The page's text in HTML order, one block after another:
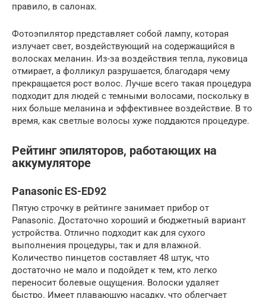
правило, в салонах.
Фотоэпилятор представляет собой лампу, которая
излучает свет, воздействующий на содержащийся в
волосках меланин. Из-за воздействия тепла, луковица
отмирает, а фолликул разрушается, благодаря чему
прекращается рост волос. Лучше всего такая процедура
подходит для людей с темными волосами, поскольку в
них больше меланина и эффективнее воздействие. В то
время, как светлые волосы хуже поддаются процедуре.
Рейтинг эпиляторов, работающих на
аккумуляторе
Panasonic ES-ED92
Пятую строчку в рейтинге занимает прибор от
Panasonic. Достаточно хороший и бюджетный вариант
устройства. Отлично подходит как для сухого
выполнения процедуры, так и для влажной.
Количество пинцетов составляет 48 штук, что
достаточно не мало и подойдет к тем, кто легко
переносит болевые ощущения. Волоски удаляет
быстро. Имеет плавающую насадку, что облегчает